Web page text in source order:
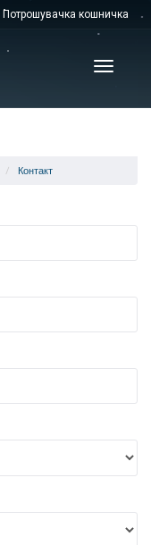
Потрошувачка кошничка
Контакт